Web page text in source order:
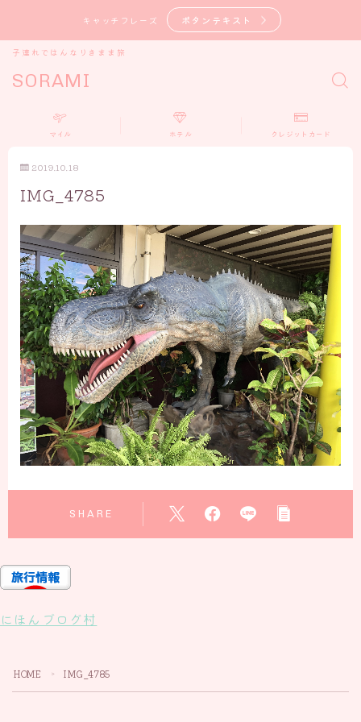
キャッチフレーズ ボタンテキスト
SORAMI
子連れではんなりきまま旅
マイル ホテル クレジットカード
2019.10.18
IMG_4785
SHARE
にほんブログ村
HOME ＞ IMG_4785